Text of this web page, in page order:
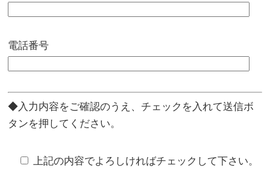
電話番号
◆入力内容をご確認のうえ、チェックを入れて送信ボ
タンを押してください。
上記の内容でよろしければチェックして下さい。